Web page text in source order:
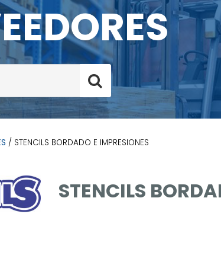
/ STENCILS BORDADO E IMPRESIONES
STENCILS